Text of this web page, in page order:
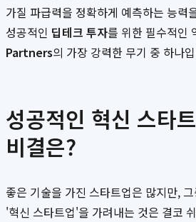
가질 파급력을 정확하게 예측하는 능력
성공적인 딥테크 투자를 위한 필수적인
Partners의 가장 강력한 무기 중 하나
성공적인 혁신 스타
비결은?
좋은 기술을 가진 스타트업은 많지만,
'혁신 스타트업'을 가려내는 것은 결코